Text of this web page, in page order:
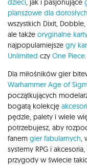
planszowe dla dorosłych
wszystkich Dixit,
ale także oryginalne
najpopularniejsze gry
Unlimited czy One Piece
Dla miłośników gier
Warhammer Age of
początkujących
bogatą kolekcję
pędzle, palety i wiele
potrzebujesz, aby
fanem gier fabularnych
systemy RPG i
przygody w świecie